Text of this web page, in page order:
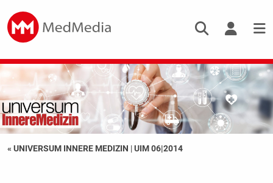
« UNIVERSUM INNERE MEDIZIN |UIM 06|2014